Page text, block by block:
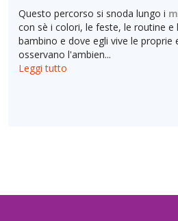
Questo percorso si snoda lungo i
con sè i colori, le feste, le routine e
bambino e dove egli vive le proprie
osservano l'ambien...
Leggi tutto